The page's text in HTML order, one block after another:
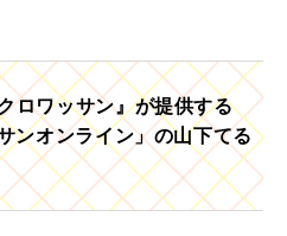
ロワッサン』が提供する
ンオンライン」の山下てる